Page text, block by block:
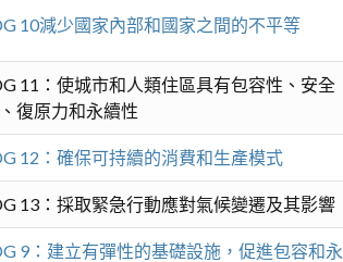
10減少國家內部和國家之間的不平等
11：使城市和人類住區具有包容性、安全
復原力和永續性
12：確保可持續的消費和生產模式
13：採取緊急行動應對氣候變遷及其影響
9：建立有彈性的基礎設施，促進包容和永